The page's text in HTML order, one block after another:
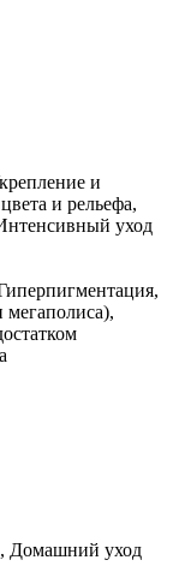
и
и рельефа,
уход
мегаполиса),
Домашний уход